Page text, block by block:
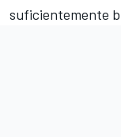
suficientemente